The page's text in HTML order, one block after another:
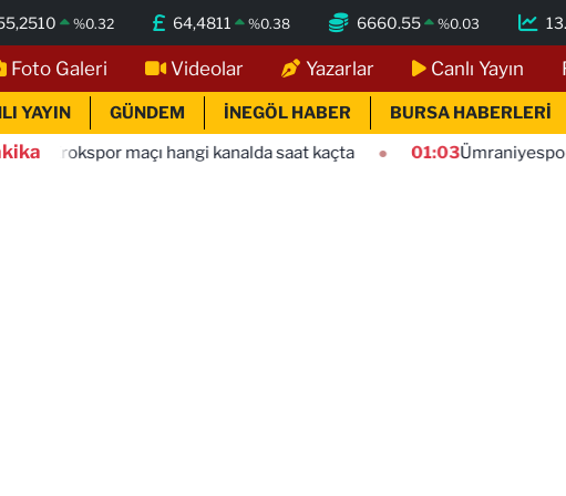
%0.32 64,4811 %0.38 6660.55 %0.03
Foto Galeri Videolar Yazarlar Canlı Yayın
YAYIN GÜNDEM İNEGÖL HABER BURSA HABERLERİ
maçı hangi kanalda saat kaçta 01:03 Ümraniyespor Mardin